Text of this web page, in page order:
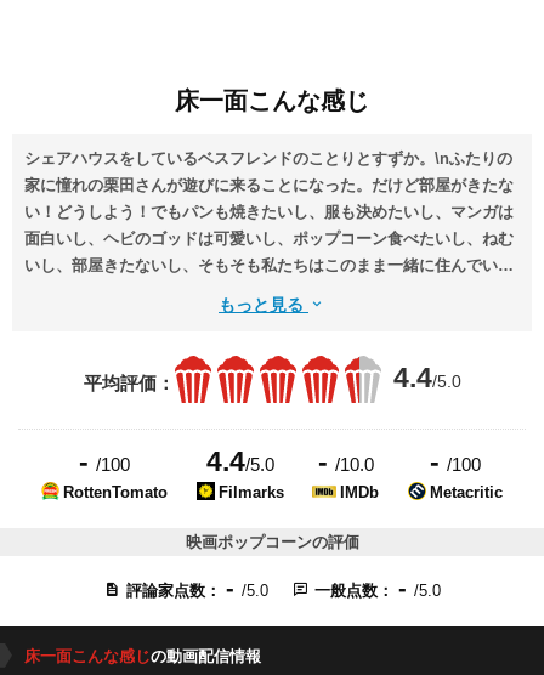
床一面こんな感じ
シェアハウスをしているベスフレンドのことりとすずか。\nふたりの
家に憧れの栗田さんが遊びに来ることになった。だけど部屋がきたな
い！どうしよう！でもパンも焼きたいし、服も決めたいし、マンガは
面白いし、ヘビのゴッドは可愛いし、ポップコーン食べたいし、ねむ
いし、部屋きたないし、そもそも私たちはこのまま一緒に住んでいて
もっと見る
平均評価： 4.4/5.0
- /100
RottenTomato
4.4/5.0
Filmarks
- /10.0
IMDb
-/100
Metacritic
映画ポップコーンの評価
評論家点数： - /5.0 一般点数： - /5.0
床一面こんな感じの動画配信情報